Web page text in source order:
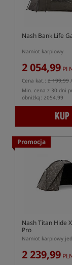
Nash Bank Life
Namiot karpiowy
2 054,99
Cena kat.: 2 199,99
Min. cena z 30 dni
obniżką: 2054.99
KUP
Promocja
Nash Titan Hide
Pro
2 239,99